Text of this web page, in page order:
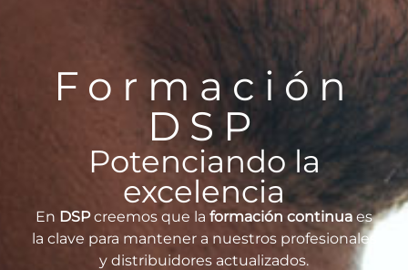
Formación
DSP
Potenciando la
excelencia
En DSPcreemos que la formación continua es
la clave para mantener a nuestros profesionales
y distribuidores actualizados.